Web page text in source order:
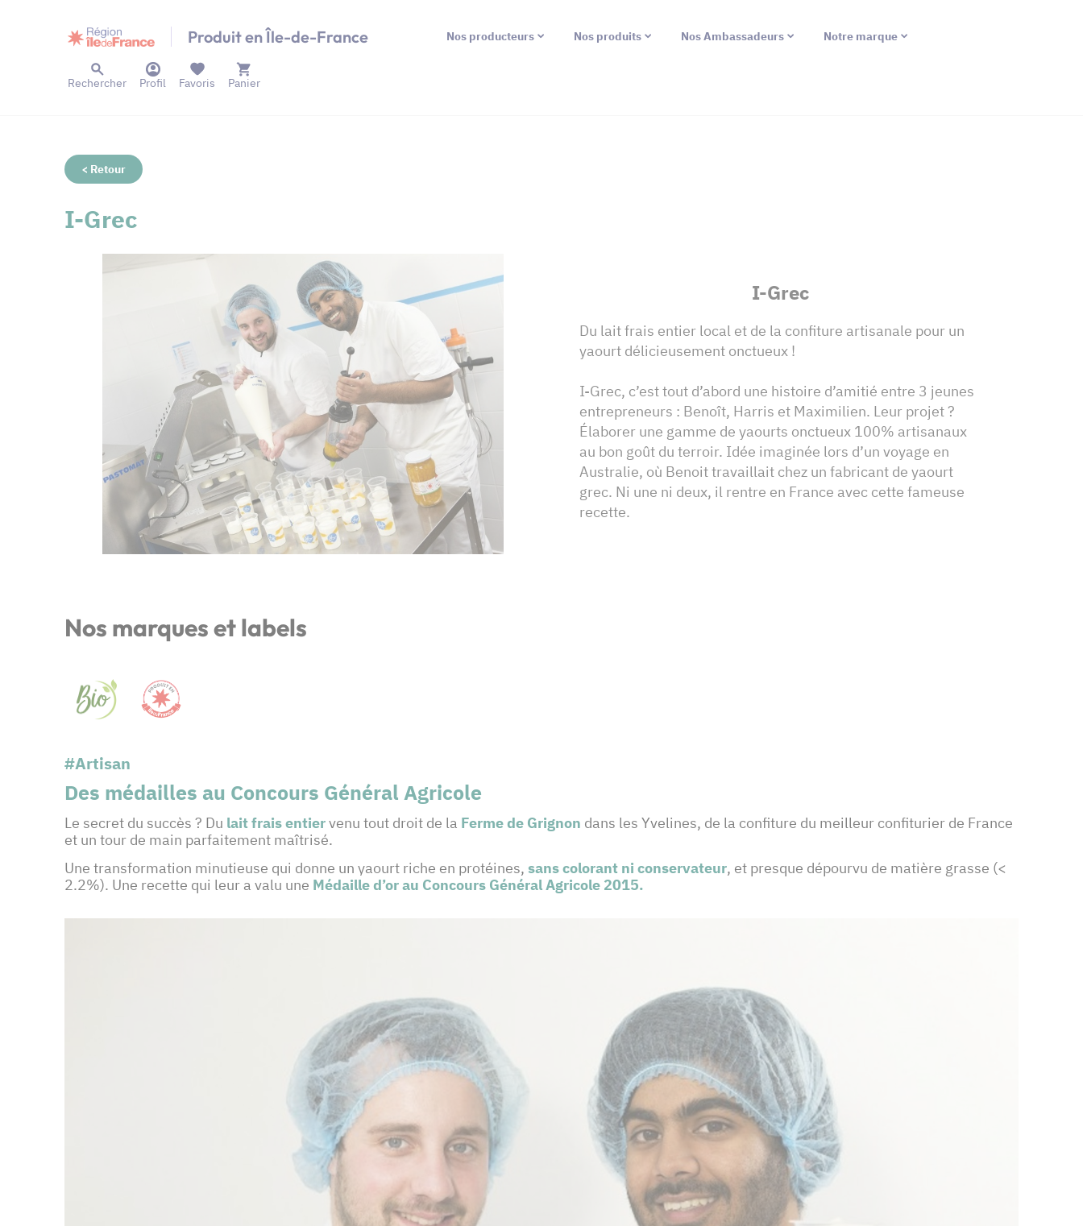
Produit en Île-de-France Nos producteurs Nos produits Nos Ambassadeurs Notre marque
Rechercher Profil Panier
Favoris
< Retour
I-Grec
I-Grec
Du lait frais entier local et de la confiture artisanale pour un
yaourt délicieusement onctueux !
I-Grec, c’est tout d’abord une histoire d’amitié entre 3 jeunes
entrepreneurs : Benoît, Harris et Maximilien. Leur projet ?
Élaborer une gamme de yaourts onctueux 100% artisanaux
au bon goût du terroir. Idée imaginée lors d’un voyage en
Australie, où Benoit travaillait chez un fabricant de yaourt
grec. Ni une ni deux, il rentre en France avec cette fameuse
recette.
Nos marques et labels
#Artisan
Des médailles au Concours Général Agricole
Le secret du succès ? Du lait frais entiervenu tout droit de la Ferme de Grignon dans les Yvelines, de la confiture du meilleur confiturier de France
et un tour de main parfaitement maîtrisé.
Une transformation minutieuse qui donne un yaourt riche en protéines, sans colorant ni conservateur, et presque dépourvu de matière grasse (<
2.2%). Une recette qui leur a valu une Médaille d’or au Concours Général Agricole 2015.